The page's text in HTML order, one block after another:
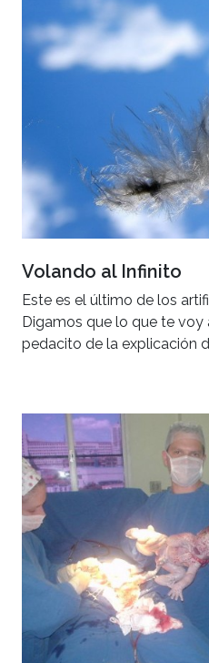
Volando al Infinito
Este es el último de los
Digamos que lo que te voy
pedacito de la explicación